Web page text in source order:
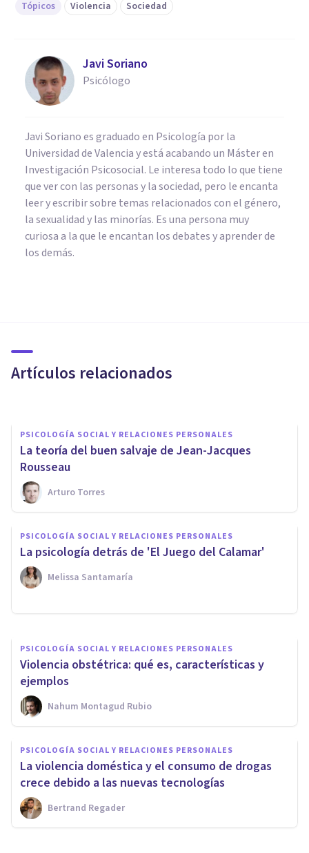
Tópicos Violencia Sociedad
Javi Soriano
Psicólogo
Javi Soriano es graduado en Psicología por la
Universidad de Valencia y está acabando un Máster en
Investigación Psicosocial. Le interesa todo lo que tiene
que ver con las personas y la sociedad, pero le encanta
leer y escribir sobre temas relacionados con el género,
la sexualidad y las minorías. Es una persona muy
curiosa a la que le encantan los debates y aprender de
los demás.
Artículos relacionados
género: ejemplos y valores
PSICOLOGÍA SOCIAL Y RELACIONES PERSONALES
La teoría del buen salvaje de Jean-Jacques
Rousseau
Arturo Torres
PSICOLOGÍA SOCIAL Y RELACIONES PERSONALES
La psicología detrás de 'El Juego del Calamar'
Melissa Santamaría
PSICOLOGÍA SOCIAL Y RELACIONES PERSONALES
Violencia estética: qué es y
cómo afecta a la autoestima y
a la sociedad
PSICOLOGÍA SOCIAL Y RELACIONES PERSONALES
Violencia obstétrica: qué es, características y
ejemplos
Nahum Montagud Rubio
PSICOLOGÍA SOCIAL Y RELACIONES PERSONALES
La violencia doméstica y el consumo de drogas
crece debido a las nuevas tecnologías
Bertrand Regader